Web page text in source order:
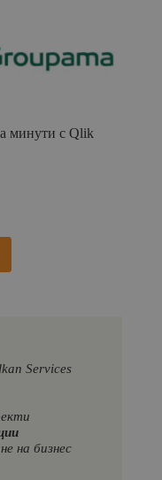
минути с Qlik
Services
на бизнес